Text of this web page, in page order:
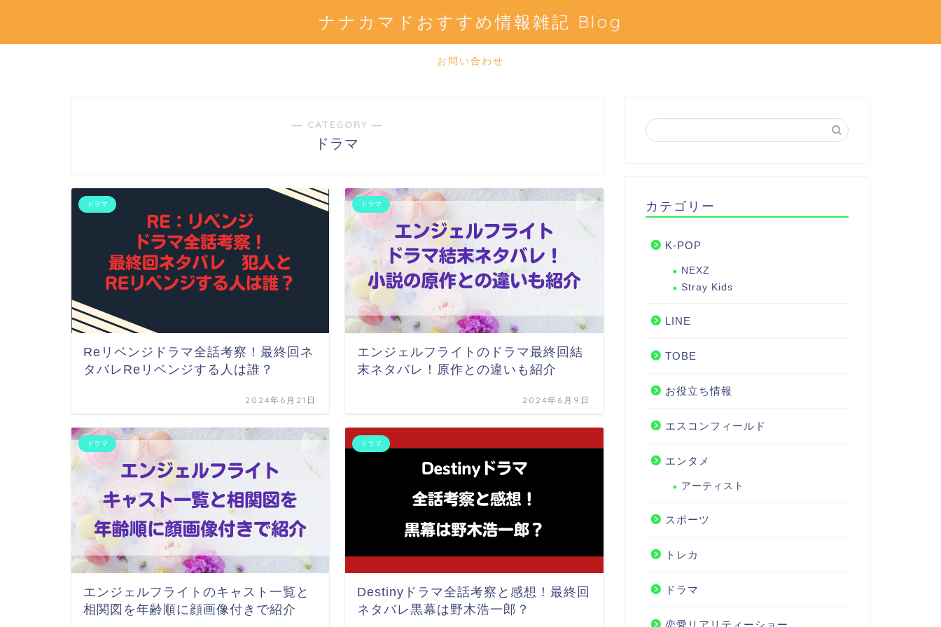
ナナカマドおすすめ情報雑記 Blog
お問い合わせ
― CATEGORY ―
ドラマ
ドラマ
Reリベンジドラマ全話考察！最終回ネ
タバレReリベンジする人は誰？
2024年6月21日
ドラマ
エンジェルフライトのドラマ最終回結
末ネタバレ！原作との違いも紹介
2024年6月9日
ドラマ
エンジェルフライトのキャスト一覧と
相関図を年齢順に顔画像付きで紹介
ドラマ
Destinyドラマ全話考察と感想！最終回
ネタバレ黒幕は野木浩一郎？
カテゴリー
K-POP
NEXZ
Stray Kids
LINE
TOBE
お役立ち情報
エスコンフィールド
エンタメ
アーティスト
スポーツ
トレカ
ドラマ
恋愛リアリティーショー